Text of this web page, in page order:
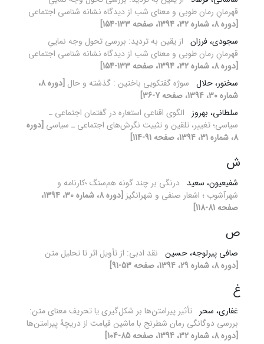
قهرمانِ رمان طوبی و معنای شب از دیدگاه نشانه شناسی اجتماعی
[دوره 8، شماره 32، 1394، صفحه 133-154]
سجودی، فرزان از یقین به تردید: بررسی تحول وجه نماییِ
قهرمانِ رمان طوبی و معنای شب از دیدگاه نشانه شناسی اجتماعی
[دوره 8، شماره 32، 1394، صفحه 133-154]
سخنور، حلال سوژه گفتکویی باختین : گذشته و حال
[دوره 8،
شماره 30، 1394، صفحه 7-36]
سلطانی، بهروز
الگوی اقناعی استعاره در گفتمان اجتماعی ـ
سیاسی؛ تغییر، تلقین و تثبیت نگرش‌های اجتماعی ـ سیاسی [دوره
8، شماره 31، 1394، صفحه 91-114]
ش
شفیعیون، سعید
درنگی بر چند گونه هم‌سنگ ؛کارنامه و
شهر‌آشوب ؛ اشعار صنفی و شهرانگیز
[دوره 8، شماره 30، 1394،
صفحه 81-118]
ص
صافی پیرلوجه، حسین نقد ادبی: از تأویل اثر تا تحلیل متن
[دوره 8، شماره 29، 1394، صفحه 53-91]
غ
غفاری، سحر تأثیر پیرامتن‌ها بر شکل‌گیری یا تحریف معنای متن:
بررسی دوگانگی رمان شطرنج با ماشین قیامت از دریچۀ پیرامتن‌ها
[دوره 8، شماره 32، 1394، صفحه 85-104]